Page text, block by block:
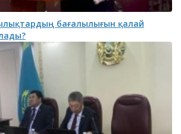
бағалылығын қалай